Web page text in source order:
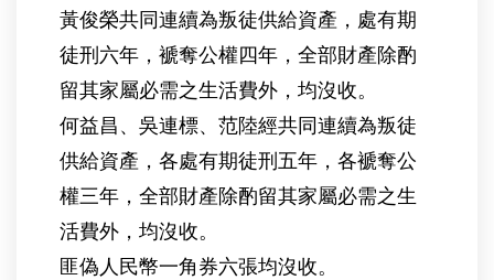
黃俊榮共同連續為叛徒供給資產，處有期
徒刑六年，褫奪公權四年，全部財產除酌
留其家屬必需之生活費外，均沒收。
何益昌、吳連標、范陸經共同連續為叛徒
供給資產，各處有期徒刑五年，各褫奪公
權三年，全部財產除酌留其家屬必需之生
活費外，均沒收。
匪偽人民幣一角券六張均沒收。